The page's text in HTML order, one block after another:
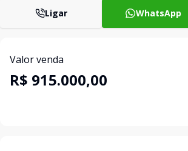
Ligar WhatsApp
Valor venda
R$ 915.000,00